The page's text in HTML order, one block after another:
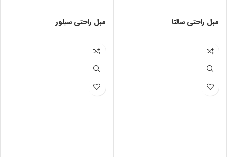
مبل راحتی سالتا مبل راحتی سیلور